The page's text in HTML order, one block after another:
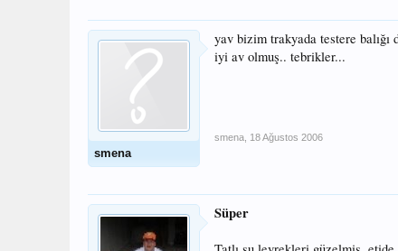
smena
yav bizim trakyada testere balığı
iyi av olmuş.. tebrikler...
smena 18 Ağustos 2006
Süper